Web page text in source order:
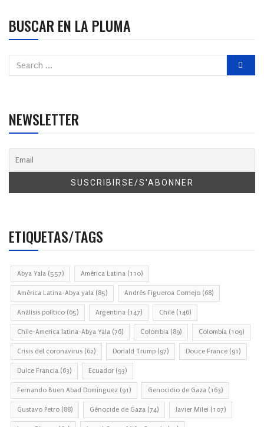
BUSCAR EN LA PLUMA
NEWSLETTER
ETIQUETAS/TAGS
Abya Yala (557) América Latina (110)
América Latina-Abya yala (85) Andrés Figueroa Cornejo (68)
Análisis político (65) Argentina (147) Chile (146)
Chile-America latina-Abya Yala (76) Colombia (89) Colombia (109)
Crisis del coronavirus (62) Donald Trump (97) Douce France (91)
Dulce Francia (63) Ecuador (93)
Fernando Buen Abad Domínguez (91) Genocidio de Gaza (163)
Gustavo Petro (88) Génocide de Gaza (74) Javier Milei (107)